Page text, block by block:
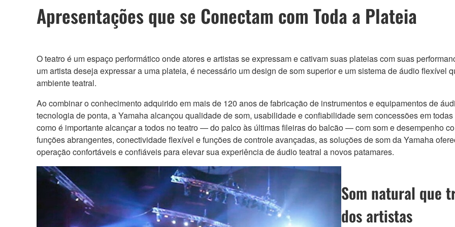
Apresentações que se Conectam com Toda a Plateia
O teatro é um espaço performático onde atores e artistas se expressam e cativam suas plateias com suas
um artista deseja expressar a uma plateia, é necessário um design de som superior e um sistema de áudio flexível
ambiente teatral.
Ao combinar o conhecimento adquirido em mais de 120 anos de fabricação de instrumentos e equipamentos de
tecnologia de ponta, a Yamaha alcançou qualidade de som, usabilidade e confiabilidade sem concessões em
como é importante alcançar a todos no teatro — do palco às últimas fileiras do balcão — com som e desempenho
funções abrangentes, conectividade flexível e funções de controle avançadas, as soluções de som da Yamaha
operação confortáveis e confiáveis para elevar sua experiência de áudio teatral a novos patamares.
Som natural que
dos artistas